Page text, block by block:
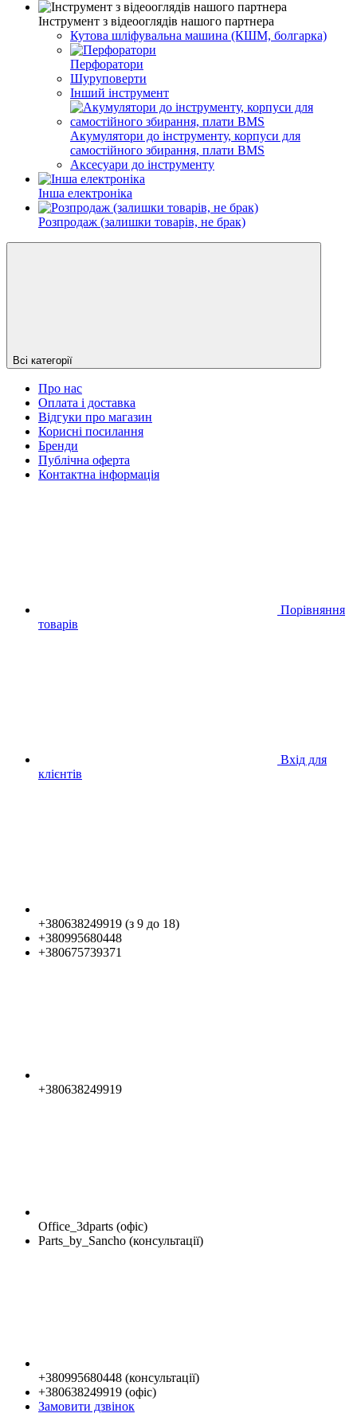
Інструмент з відеооглядів нашого партнера
Кутова шліфувальна машина (КШМ, болгарка)
Перфоратори
Шуруповерти
Інший інструмент
Акумулятори до інструменту, корпуси для
самостійного збирання, плати BMS
Аксесуари до інструменту
Інша електроніка
Розпродаж (залишки товарів, не брак)
Всі категорії
Про нас
Оплата і доставка
Відгуки про магазин
Корисні посилання
Бренди
Публічна оферта
Контактна інформація
Порівняння
товарів
Вхід для
клієнтів
+380638249919 (з 9 до 18)
+380995680448
+380675739371
+380638249919
Office_3dparts (офіс)
Parts_by_Sancho (консультації)
+380995680448 (консультації)
+380638249919 (офіс)
Замовити дзвінок